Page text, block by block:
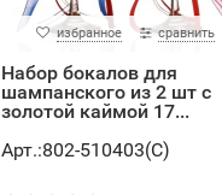
избранное сравнить
Набор бокалов для
шампанского из 2 шт с
золотой каймой 17...
Арт.:802-510403(C)